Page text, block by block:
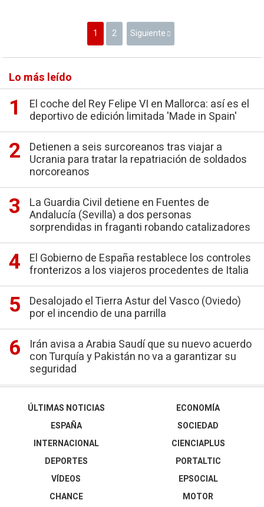
1 2 Siguiente
Lo más leído
El coche del Rey Felipe VI en Mallorca: así es el
deportivo de edición limitada 'Made in Spain'
Detienen a seis surcoreanos tras viajar a
Ucrania para tratar la repatriación de soldados
norcoreanos
La Guardia Civil detiene en Fuentes de
Andalucía (Sevilla) a dos personas
sorprendidas in fraganti robando catalizadores
El Gobierno de España restablece los controles
fronterizos a los viajeros procedentes de Italia
Desalojado el Tierra Astur del Vasco (Oviedo)
por el incendio de una parrilla
Irán avisa a Arabia Saudí que su nuevo acuerdo
con Turquía y Pakistán no va a garantizar su
seguridad
ÚLTIMAS NOTICIAS
ESPAÑA
INTERNACIONAL
DEPORTES
VÍDEOS
ECONOMÍA
SOCIEDAD
CIENCIAPLUS
PORTALTIC
EPSOCIAL
CHANCE
MOTOR